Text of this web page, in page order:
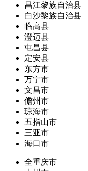
昌江黎族自治县
白沙黎族自治县
临高县
澄迈县
屯昌县
定安县
东方市
万宁市
文昌市
儋州市
琼海市
五指山市
三亚市
海口市
全重庆市